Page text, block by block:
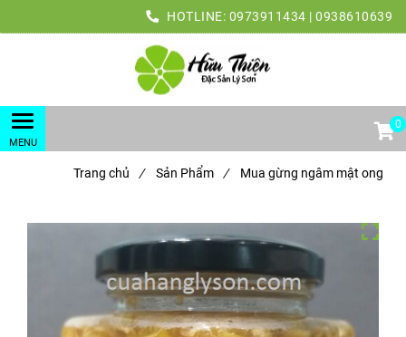
HOTLINE: 0973911434 | 0938610639
0
Trang chủ / Sản Phẩm / Mua gừng ngâm mật ong